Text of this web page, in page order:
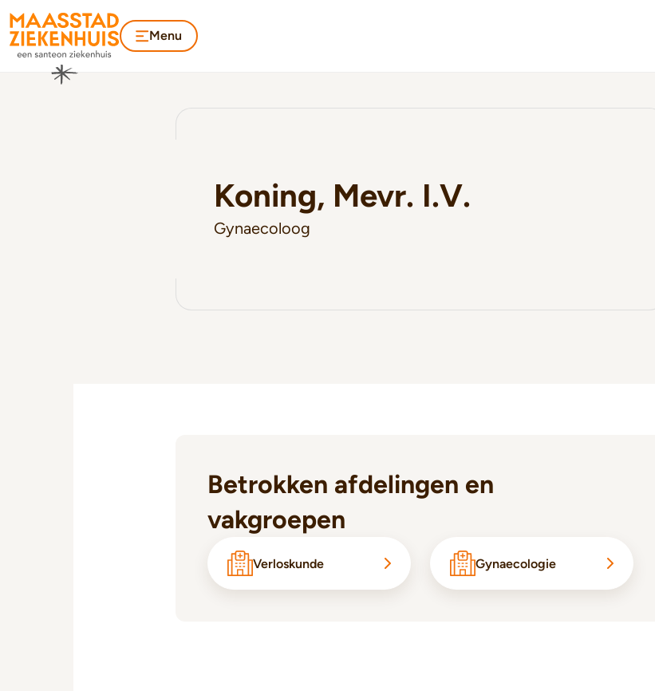
Menu
Koning, Mevr. I.V.
Gynaecoloog
Betrokken afdelingen en
vakgroepen
Verloskunde Gynaecologie